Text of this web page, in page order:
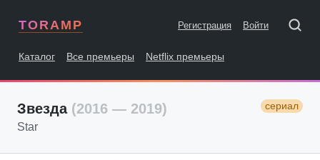
TORAMP Регистрация Войти
Каталог Все премьеры Netflix премьеры
Звезда (2016 — 2019) сериал
Star